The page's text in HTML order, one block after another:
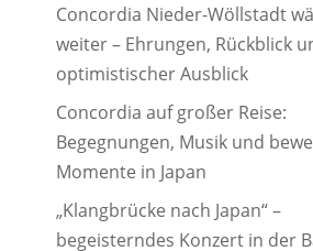
Concordia Nieder-Wöllstadt
weiter – Ehrungen, Rückblick
optimistischer Ausblick
Concordia auf großer Reise:
Begegnungen, Musik und
Momente in Japan
„Klangbrücke nach Japan“ –
begeisterndes Konzert in der